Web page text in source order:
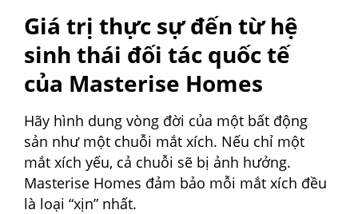
Giá trị thực sự đến từ hệ
sinh thái đối tác quốc tế
của Masterise Homes
Hãy hình dung vòng đời của một bất động
sản như một chuỗi mắt xích. Nếu chỉ một
mắt xích yếu, cả chuỗi sẽ bị ảnh hưởng.
Masterise Homes đảm bảo mỗi mắt xích đều
là loại “xịn” nhất.